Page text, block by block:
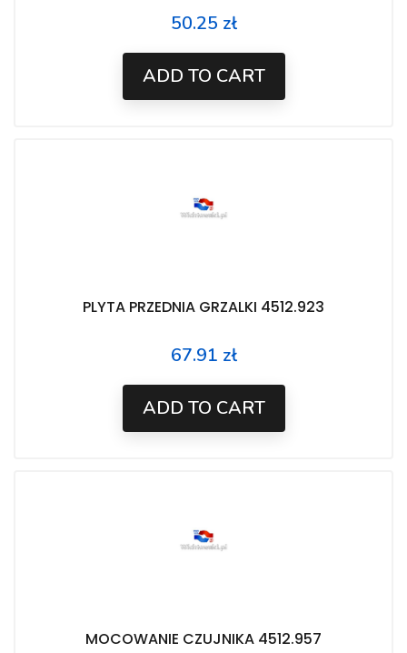
Price
50.25 zł
ADD TO CART
PLYTA PRZEDNIA GRZALKI 4512.923
Price
67.91 zł
ADD TO CART
MOCOWANIE CZUJNIKA 4512.957